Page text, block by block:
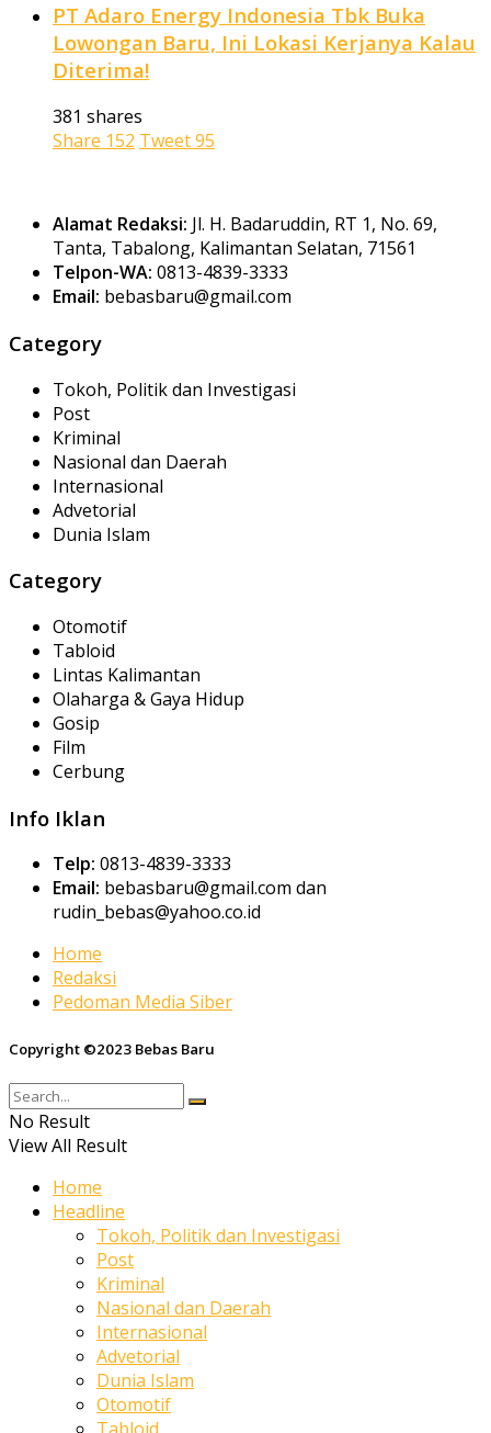
PT Adaro Energy Indonesia Tbk Buka
Lowongan Baru, Ini Lokasi Kerjanya Kalau
Diterima!
381 shares
Share 152 Tweet95
Alamat Redaksi: Jl. H. Badaruddin, RT 1, No. 69,
Tanta, Tabalong, Kalimantan Selatan, 71561
Telpon-WA: 0813-4839-3333
Email: bebasbaru@gmail.com
Category
Tokoh, Politik dan Investigasi
Post
Kriminal
Nasional dan Daerah
Internasional
Advetorial
Dunia Islam
Category
Otomotif
Tabloid
Lintas Kalimantan
Olaharga & Gaya Hidup
Gosip
Film
Cerbung
Info Iklan
Telp: 0813-4839-3333
Email: bebasbaru@gmail.com dan
rudin_bebas@yahoo.co.id
Home
Redaksi
Pedoman Media Siber
Copyright ©2023 Bebas Baru
No Result
View All Result
Home
Headline
Tokoh, Politik dan Investigasi
Post
Kriminal
Nasional dan Daerah
Internasional
Advetorial
Dunia Islam
Otomotif